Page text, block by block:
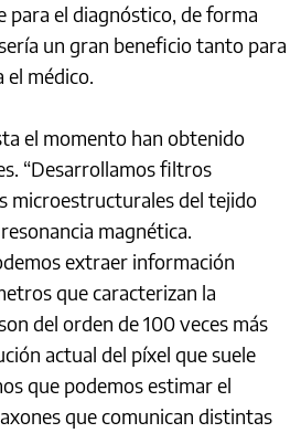
el diagnóstico, de forma
un gran beneficio tanto para
el médico.
el momento han obtenido
“Desarrollamos filtros
microestructurales del tejido
magnética.
extraer información
que caracterizan la
del orden de 100 veces más
actual del píxel que suele
que podemos estimar el
que comunican distintas